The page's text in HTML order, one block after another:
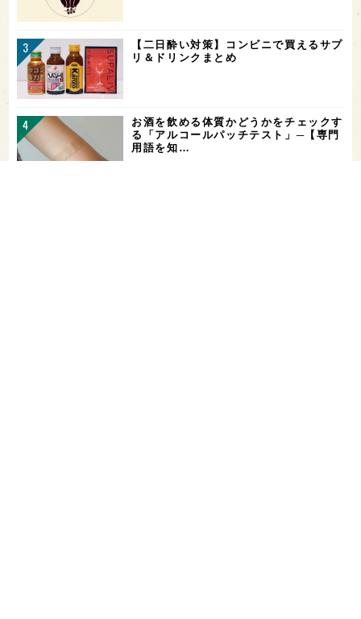
【二日酔い対策】コンビニで買えるサプ
リ＆ドリンクまとめ
お酒を飲める体質かどうかをチェックす
る「アルコールパッチテスト」─【専門
用語を知…